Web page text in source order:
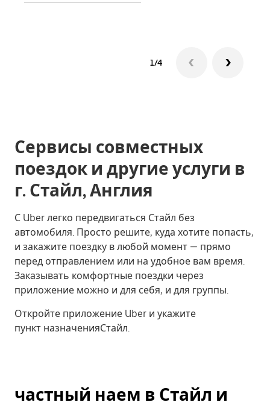
1/4
Сервисы совместных
поездок и другие услуги в
г. Стайл, Англия
С Uber легко передвигаться Стайл без
автомобиля. Просто решите, куда хотите попасть,
и закажите поездку в любой момент — прямо
перед отправлением или на удобное вам время.
Заказывать комфортные поездки через
приложение можно и для себя, и для группы.
Откройте приложение Uber и укажите
пункт назначенияСтайл.
частный наем в Стайл и